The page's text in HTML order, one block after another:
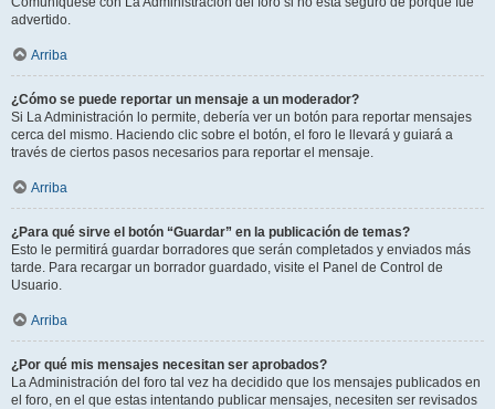
advertido.
Arriba
¿Cómo se puede reportar un mensaje a un moderador?
Si La Administración lo permite, debería ver un botón para reportar mensajes
cerca del mismo. Haciendo clic sobre el botón, el foro le llevará y guiará a
través de ciertos pasos necesarios para reportar el mensaje.
Arriba
¿Para qué sirve el botón “Guardar” en la publicación de temas?
Esto le permitirá guardar borradores que serán completados y enviados más
tarde. Para recargar un borrador guardado, visite el Panel de Control de
Usuario.
Arriba
¿Por qué mis mensajes necesitan ser aprobados?
La Administración del foro tal vez ha decidido que los mensajes publicados en
el foro, en el que estas intentando publicar mensajes, necesiten ser revisados